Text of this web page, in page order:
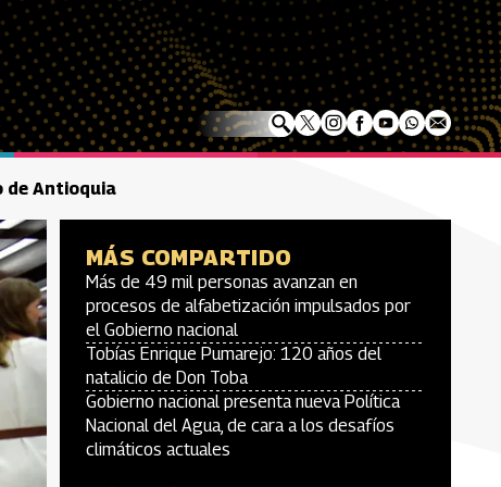
de Antioquia
MÁS COMPARTIDO
Más de 49 mil personas avanzan en
procesos de alfabetización impulsados por
el Gobierno nacional
Tobías Enrique Pumarejo: 120 años del
natalicio de Don Toba
Gobierno nacional presenta nueva Política
Nacional del Agua, de cara a los desafíos
climáticos actuales